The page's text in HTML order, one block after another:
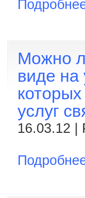
Можно
виде на
услуг
16.03.12 |